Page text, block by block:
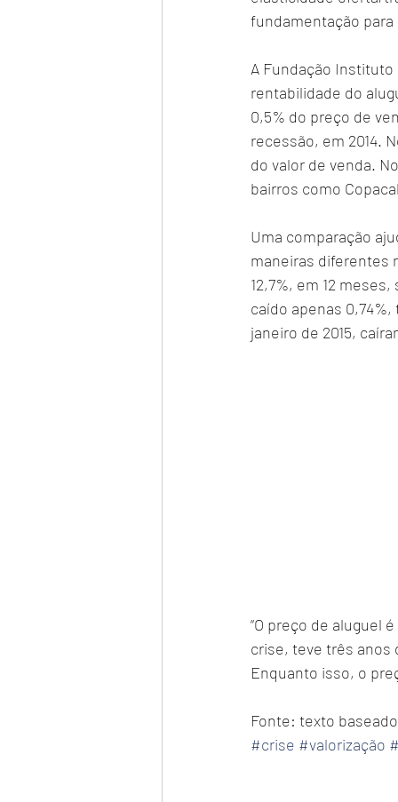
fundamentação
A Fundação
rentabilidade do
0,5% do preço de
recessão, em 2014.
do valor de venda.
bairros como
Uma comparação
maneiras diferentes
12,7%, em 12
caído apenas
janeiro de 2015,
“O preço de aluguel
crise, teve três anos
Enquanto isso, o
Fonte: texto
#crise #valorização